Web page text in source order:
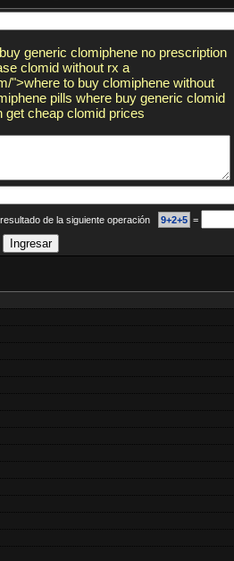
generic clomiphene no prescription
clomid without rx a
">where to buy clomiphene without
pills where buy generic clomid
get cheap clomid prices
de la siguiente operación 9+2+5 =